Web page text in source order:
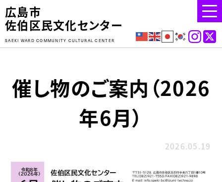
広島市
佐伯区民文化センター
SAEKI WARD COMMUNITY CULTURAL CENTER
催し物のご案内（2026
年6月）
2026.05.19